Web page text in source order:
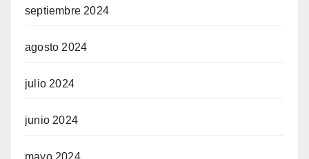
septiembre 2024
agosto 2024
julio 2024
junio 2024